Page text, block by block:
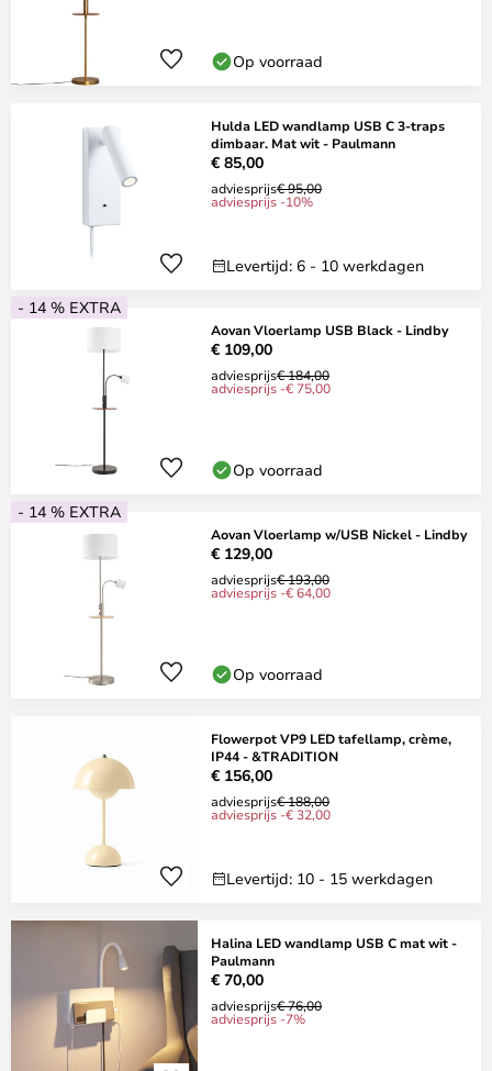
Op voorraad
Hulda LED wandlamp USB C 3-traps
dimbaar. Mat wit - Paulmann
€ 85,00
adviesprijs€ 95,00
adviesprijs -10%
Levertijd: 6 - 10 werkdagen
- 14 % EXTRA
Aovan Vloerlamp USB Black - Lindby
€ 109,00
adviesprijs€ 184,00
adviesprijs -€ 75,00
Op voorraad
- 14 % EXTRA
Aovan Vloerlamp w/USB Nickel - Lindby
€ 129,00
adviesprijs€ 193,00
adviesprijs -€ 64,00
Op voorraad
Flowerpot VP9 LED tafellamp, crème,
IP44 - &TRADITION
€ 156,00
adviesprijs€ 188,00
adviesprijs -€ 32,00
Levertijd: 10 - 15 werkdagen
Halina LED wandlamp USB C mat wit -
Paulmann
€ 70,00
adviesprijs€ 76,00
adviesprijs -7%